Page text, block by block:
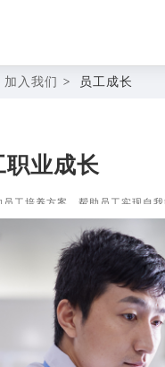
CN
加入我们 > 员工成长
职业成长
员工培养方案，帮助员工实现自